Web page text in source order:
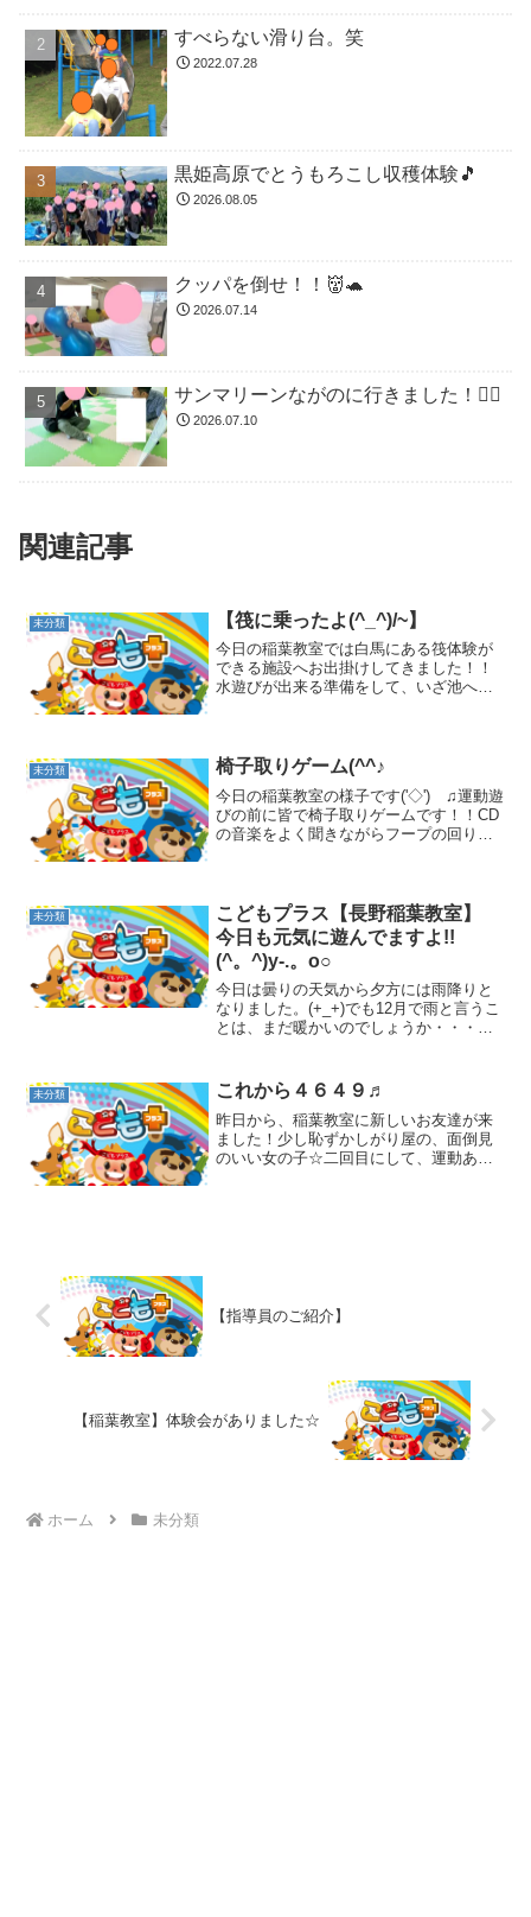
すべらない滑り台。笑
2022.07.28
黒姫高原でとうもろこし収穫体験🎵
2026.08.05
クッパを倒せ！！👹🐢
2026.07.14
サンマリーンながのに行きました！🏊🏻
2026.07.10
関連記事
未分類 【筏に乗ったよ(^_^)/~】
今日の稲葉教室では白馬にある筏体験が
できる施設へお出掛けしてきました！！
水遊びが出来る準備をして、いざ池へヽ
シがいっぱいだね(...
未分類 椅子取りゲーム(^^♪
今日の稲葉教室の様子です('◇')ゞ♫運動遊
びの前に皆で椅子取りゲームです！！CD
の音楽をよく聞きながらフープの回りを
いるお...
未分類
こどもプラス【長野稲葉教室】
今日も元気に遊んでますよ!!
(^。^)y-.。o○
今日は曇りの天気から夕方には雨降りと
なりました。(+_+)でも12月で雨と言うこ
とは、まだ暖かいのでしょうか・・・？
を作ったり・・・マットを飛び越えて遊
んだり・・・マ...
未分類 これから４６４９♬
昨日から、稲葉教室に新しいお友達が来
ました！少し恥ずかしがり屋の、面倒見
のいい女の子☆二回目にして、運動あそ
【指導員のご紹介】
【稲葉教室】体験会がありました☆
ホーム 未分類